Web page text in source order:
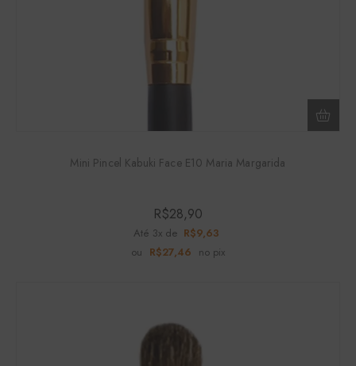
Mini Pincel Kabuki Face E10 Maria Margarida
R$28,90
Até 3x de R$9,63
ou R$27,46 no pix